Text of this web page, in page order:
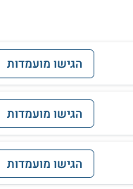
הגישו מועמדות
הגישו מועמדות
הגישו מועמדות